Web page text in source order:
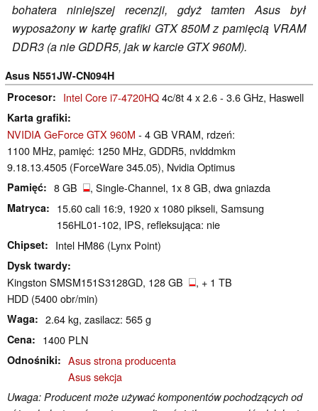
bohatera niniejszej recenzji, gdyż tamten Asus był
wyposażony w kartę grafiki GTX 850M z pamięcią VRAM
DDR3 (a nie GDDR5, jak w karcie GTX 960M).
Asus N551JW-CN094H
Procesor
Intel Core i7-4720HQ4c/8t 4 x 2.6 - 3.6 GHz, Haswell
Karta grafiki
NVIDIA GeForce GTX 960M - 4 GB VRAM, rdzeń:
1100 MHz, pamięć: 1250 MHz, GDDR5, nvlddmkm
9.18.13.4505 (ForceWare 345.05), Nvidia Optimus
Pamięć 8 GB , Single-Channel, 1x 8 GB, dwa gniazda
Matryca
15.60 cali 16:9, 1920 x 1080 pikseli, Samsung
156HL01-102, IPS, refleksująca: nie
Chipset Intel HM86 (Lynx Point)
Dysk twardy
Kingston SMSM151S3128GD, 128 GB
, + 1 TB
HDD (5400 obr/min)
Waga 2.64 kg, zasilacz: 565 g
Cena 1400 PLN
Odnośniki
Asus strona producenta
Asus sekcja
Uwaga: Producent może używać komponentów pochodzących od